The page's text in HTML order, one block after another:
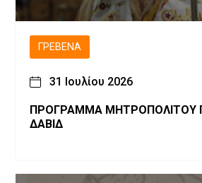
ΓΡΕΒΕΝΆ
31 Ιουλίου 2026
ΠΡΟΓΡΑΜΜΑ ΜΗΤΡΟΠΟΛΙΤΟΥ ΓΡΕΒΕΝΩΝ κ.
ΔΑΒΙΔ